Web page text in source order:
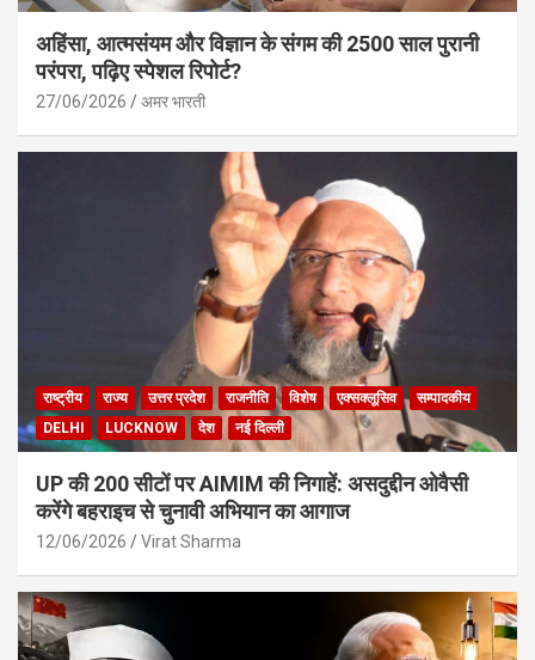
अहिंसा, आत्मसंयम और विज्ञान के संगम की 2500 साल पुरानी
परंपरा, पढ़िए स्पेशल रिपोर्ट?
27/06/2026 अमर भारती
राष्ट्रीय राज्य उत्तर प्रदेश राजनीति विशेष एक्सक्लूसिव
सम्पादकीय
DELHI
LUCKNOW देश नई दिल्ली
UP की 200 सीटों पर AIMIM की निगाहें: असदुद्दीन ओवैसी
करेंगे बहराइच से चुनावी अभियान का आगाज
12/06/2026 Virat Sharma